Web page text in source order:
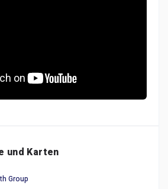
und Karten
Group